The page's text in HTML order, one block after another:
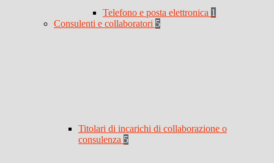
Telefono e posta elettronica 1
Consulenti e collaboratori 5
Titolari di incarichi di collaborazione o
consulenza 5